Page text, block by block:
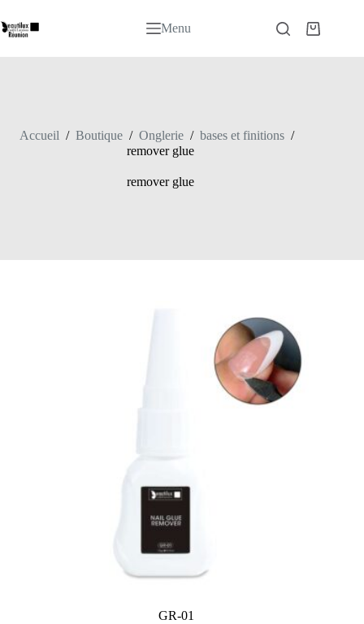
au
contenu
Menu
Panier
Accueil / Boutique / Onglerie / bases et finitions /
remover glue
remover glue
GR-01